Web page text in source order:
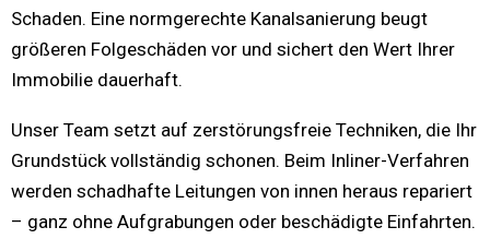
Schaden. Eine normgerechte Kanalsanierung beugt
größeren Folgeschäden vor und sichert den Wert Ihrer
Immobilie dauerhaft.
Unser Team setzt auf zerstörungsfreie Techniken, die Ihr
Grundstück vollständig schonen. Beim Inliner-Verfahren
werden schadhafte Leitungen von innen heraus repariert
– ganz ohne Aufgrabungen oder beschädigte Einfahrten.